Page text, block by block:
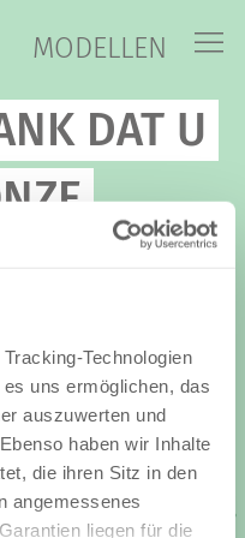
Technologien
uns ermöglichen, das
auszuwerten und
haben wir Inhalte
die ihren Sitz in den
angemessenes
liegen für die
MODELLEN
DAT U